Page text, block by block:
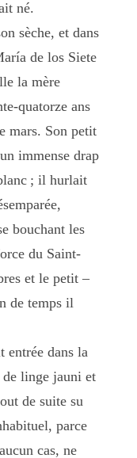
né.
sèche, et dans
de los Siete
la mère
quatorze ans
mars. Son petit
immense drap
; il hurlait
bouchant les
du Saint-
et le petit –
de temps il
entrée dans la
de linge jauni et
de suite su
parce
cas, ne